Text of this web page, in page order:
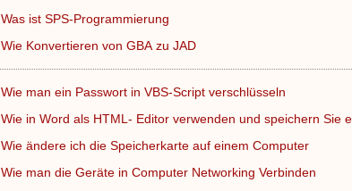
Was ist SPS-Programmierung
Wie Konvertieren von GBA zu JAD
Wie man ein Passwort in VBS-Script verschlüsseln
Wie in Word als HTML- Editor verwenden und speichern Sie
Wie ändere ich die Speicherkarte auf einem Computer
Wie man die Geräte in Computer Networking Verbinden